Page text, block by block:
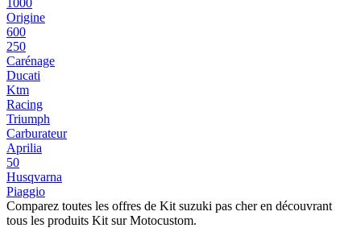
Origine
600
250
Carénage
Ducati
Ktm
Racing
Triumph
Carburateur
Aprilia
50
Husqvarna
Piaggio
Comparez toutes les offres de Kit suzuki pas cher en découvrant
tous les produits Kit sur Motocustom.